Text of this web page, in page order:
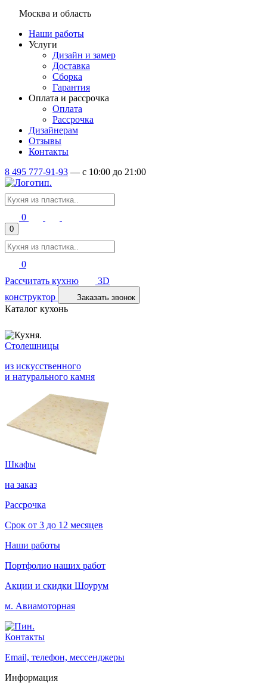
Москва и область
Наши работы
Услуги
Дизайн и замер
Доставка
Сборка
Гарантия
Оплата и рассрочка
Оплата
Рассрочка
Дизайнерам
Отзывы
Контакты
8 495 777-91-93 — c 10:00 до 21:00
0
0
0
Рассчитать кухню
3D
конструктор
Заказать звонок
Каталог кухонь
Столешницы
из искусственного
и натурального камня
Шкафы
на заказ
Рассрочка
Срок от 3 до 12 месяцев
Наши работы
Портфолио наших работ
Акции и скидки Шоурум
м. Авиамоторная
Контакты
Email, телефон, мессенджеры
Информация